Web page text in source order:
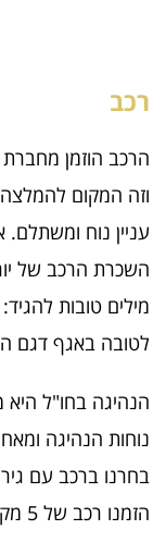
רכב
הרכב הוזמן מחברת
וזה המקום
עניין נוח
השכרת הרכב של
מילים טובות
לטובה באגף דגם
הנהיגה בחו"ל היא
נוחות הנהיגה
בחרנו ברכב עם